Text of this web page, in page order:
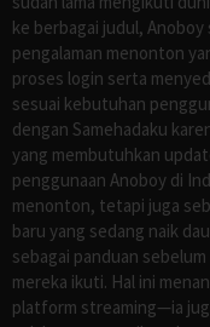
ke berbagai judul,
pengalaman menonton
proses login serta
sesuai kebutuhan
dengan Samehadaku
yang membutuhkan
penggunaan Anoboy di
menonton, tetapi juga
baru yang sedang naik
sebagai panduan
mereka ikuti. Hal ini
platform streaming—ia